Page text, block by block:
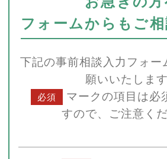
フォームからもご
下記の事前相談入力フォー
願いいたします
必須
マークの項目は必
すので、ご注意くだ